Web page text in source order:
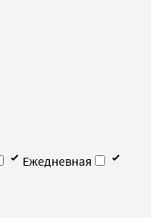
Ежедневная